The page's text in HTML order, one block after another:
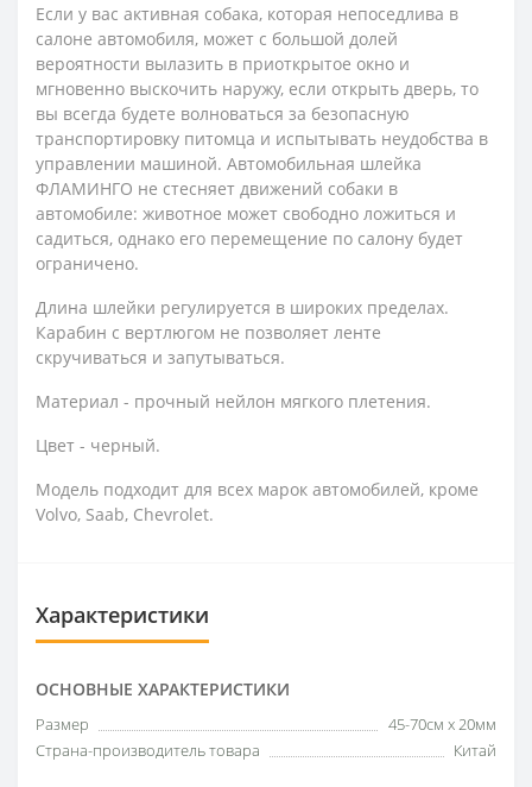
Если у вас активная собака, которая непоседлива в
салоне автомобиля, может с большой долей
вероятности вылазить в приоткрытое окно и
мгновенно выскочить наружу, если открыть дверь, то
вы всегда будете волноваться за безопасную
транспортировку питомца и испытывать неудобства в
управлении машиной. Автомобильная шлейка
ФЛАМИНГО не стесняет движений собаки в
автомобиле: животное может свободно ложиться и
садиться, однако его перемещение по салону будет
ограничено.
Длина шлейки регулируется в широких пределах.
Карабин с вертлюгом не позволяет ленте
скручиваться и запутываться.
Материал - прочный нейлон мягкого плетения.
Цвет - черный.
Модель подходит для всех марок автомобилей, кроме
Volvo, Saab, Chevrolet.
Характеристики
ОСНОВНЫЕ ХАРАКТЕРИСТИКИ
Размер
45-70см х 20мм
Страна-производитель товара
Китай